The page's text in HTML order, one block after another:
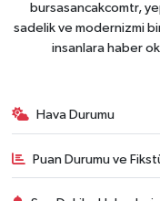
bursasancakcomtr,
sadelik ve modernizmi
insanlara haber
Hava Durumu
Puan Durumu ve